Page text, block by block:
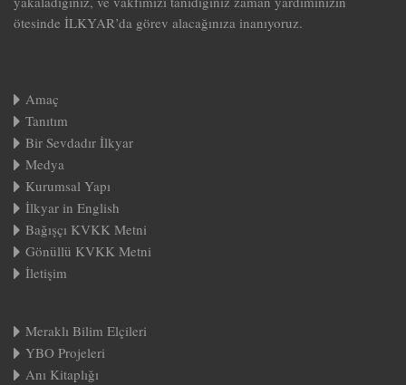
ötesinde İLKYAR’da görev alacağınıza inanıyoruz.
Amaç
Tanıtım
Bir Sevdadır İlkyar
Medya
Kurumsal Yapı
İlkyar in English
Bağışçı KVKK Metni
Gönüllü KVKK Metni
İletişim
Meraklı Bilim Elçileri
YBO Projeleri
Anı Kitaplığı